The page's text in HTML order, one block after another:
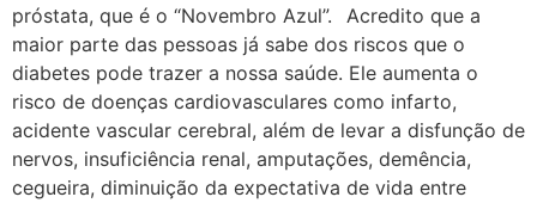
próstata, que é o “Novembro Azul”.⠀Acredito que a
maior parte das pessoas já sabe dos riscos que o
diabetes pode trazer a nossa saúde. Ele aumenta o
risco de doenças cardiovasculares como infarto,
acidente vascular cerebral, além de levar a disfunção de
nervos, insuficiência renal, amputações, demência,
cegueira, diminuição da expectativa de vida entre